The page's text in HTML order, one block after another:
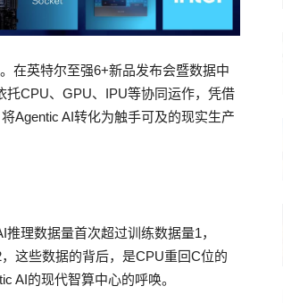
在英特尔至强6+新品发布会暨数据中
CPU、GPU、IPU等协同运作，凭借
Agentic AI转化为触手可及的现实生产
理数据量首次超过训练数据量1，
这些数据的背后，是CPU重回C位的
AI的现代智算中心的呼唤。